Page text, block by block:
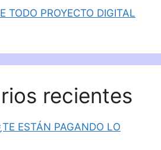
TODO PROYECTO DIGITAL
recientes
ESTÁN PAGANDO LO